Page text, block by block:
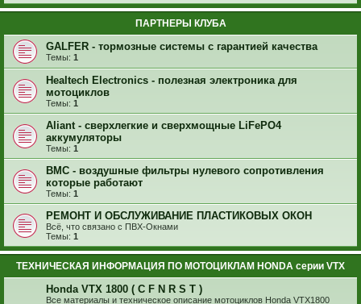
ПАРТНЕРЫ КЛУБА
GALFER - тормозные системы с гарантией качества
Темы: 1
Healtech Electronics - полезная электроника для
мотоциклов
Темы: 1
Aliant - сверхлегкие и сверхмощные LiFePO4
аккумуляторы
Темы: 1
BMC - воздушные фильтры нулевого сопротивления
которые работают
Темы: 1
РЕМОНТ И ОБСЛУЖИВАНИЕ ПЛАСТИКОВЫХ ОКОН
Всё, что связано с ПВХ-Окнами
Темы: 1
ТЕХНИЧЕСКАЯ ИНФОРМАЦИЯ ПО МОТОЦИКЛАМ HONDA серии VTX
Honda VTX 1800 ( C F N R S T )
Все материалы и техническое описание мотоциклов Honda VTX1800